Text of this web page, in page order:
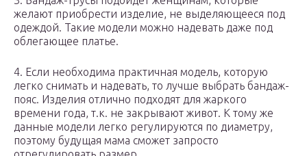
желают приобрести изделие, не выделяющееся под
одеждой. Такие модели можно надевать даже под
облегающее платье.
4. Если необходима практичная модель, которую
легко снимать и надевать, то лучше выбрать бандаж-
пояс. Изделия отлично подходят для жаркого
времени года, т.к. не закрывают живот. К тому же
данные модели легко регулируются по диаметру,
поэтому будущая мама сможет запросто